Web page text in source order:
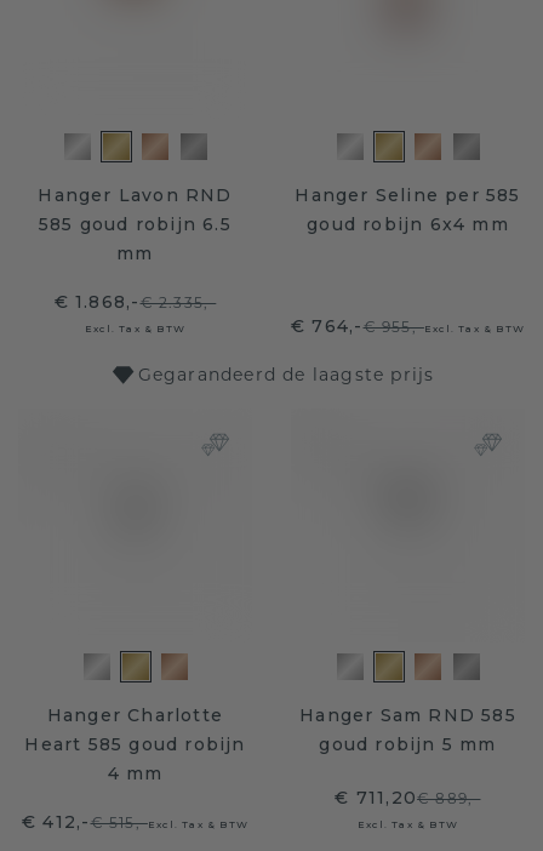
Hanger Lavon RND
585 goud robijn 6.5
mm
€ 1.868,-€ 2.335,-
Excl. Tax & BTW
Hanger Seline per 585
goud robijn 6x4 mm
€ 764,-€ 955,-Excl. Tax & BTW
Gegarandeerd de laagste prijs
Hanger Charlotte
Heart 585 goud robijn
4 mm
€ 412,-€ 515,-Excl. Tax & BTW
Hanger Sam RND 585
goud robijn 5 mm
€ 711,20€ 889,-
Excl. Tax & BTW